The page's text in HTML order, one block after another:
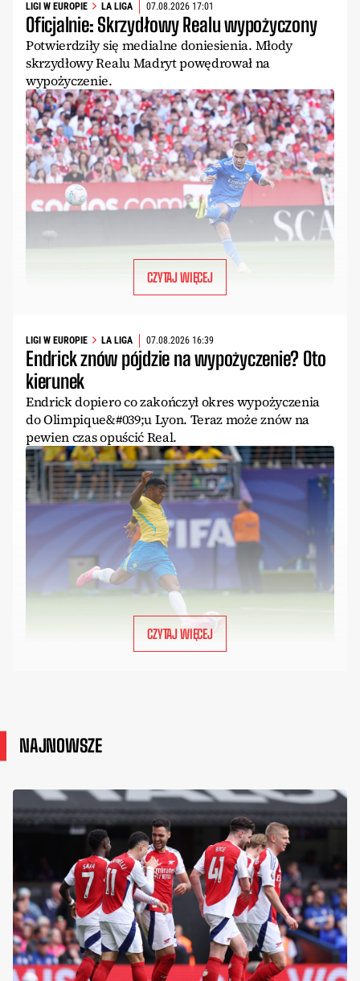
LIGI W EUROPIE LA LIGA 07.08.2026 17:01
Oficjalnie: Skrzydłowy Realu wypożyczony
Potwierdziły się medialne doniesienia. Młody
skrzydłowy Realu Madryt powędrował na
wypożyczenie.
CZYTAJ WIĘCEJ
LIGI W EUROPIE LA LIGA 07.08.2026 16:39
Endrick znów pójdzie na wypożyczenie? Oto
kierunek
Endrick dopiero co zakończył okres wypożyczenia
do Olimpique&#039;u Lyon. Teraz może znów na
pewien czas opuścić Real.
CZYTAJ WIĘCEJ
NAJNOWSZE